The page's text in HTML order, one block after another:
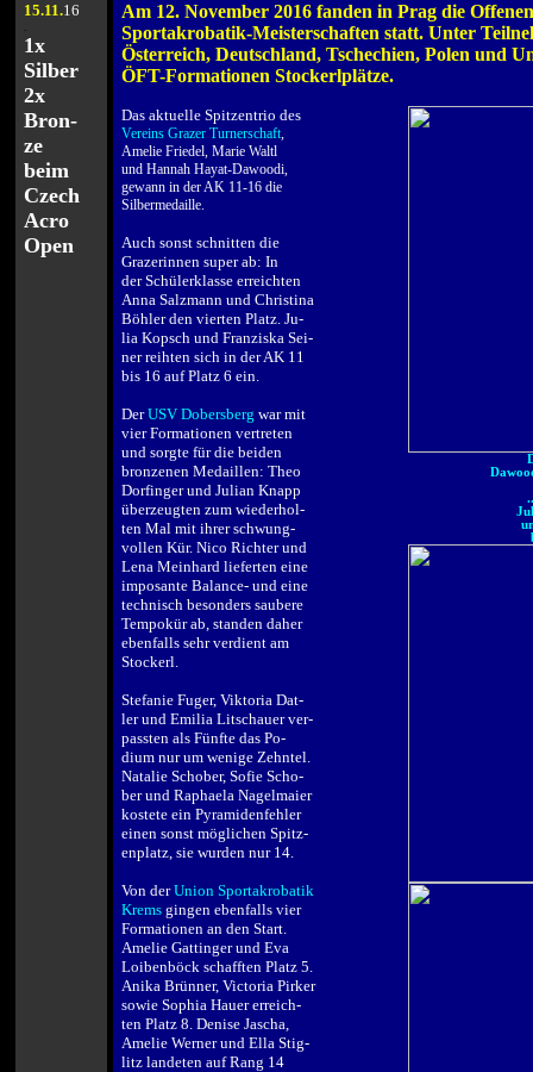
15.11.16
1x
Silber
2x
Bron-
ze
beim
Czech
Acro
Open
Am 12. November 2016 fanden in Prag die
Sportakrobatik-Meisterschaften statt. Unter
Österreich, Deutschland, Tschechien, Polen und
ÖFT-Formationen Stockerlplätze.
Das aktuelle Spitzentrio des
Vereins Grazer Turnerschaft,
Amelie Friedel, Marie Waltl
und Hannah Hayat-Dawoodi,
gewann in der AK 11-16 die
Silbermedaille.
Auch sonst schnitten die
Grazerinnen super ab: In
der Schülerklasse erreichten
Anna Salzmann und Christina
Böhler den vierten Platz. Ju-
lia Kopsch und Franziska Sei-
ner reihten sich in der AK 11
bis 16 auf Platz 6 ein.
DerUSV Dobersberg war mit
vier Formationen vertreten
und sorgte für die beiden
bronzenen Medaillen: Theo
Dorfinger und Julian Knapp
überzeugten zum wiederhol-
ten Mal mit ihrer schwung-
vollen Kür. Nico Richter und
Lena Meinhard lieferten eine
imposante Balance- und eine
technisch besonders saubere
Tempokür ab, standen daher
ebenfalls sehr verdient am
Stockerl.
Stefanie Fuger, Viktoria Dat-
ler und Emilia Litschauer ver-
passten als Fünfte das Po-
dium nur um wenige Zehntel.
Natalie Schober, Sofie Scho-
ber und Raphaela Nagelmaier
kostete ein Pyramidenfehler
einen sonst möglichen Spitz-
enplatz, sie wurden nur 14.
Von derUnion Sportakrobatik
Krems gingen ebenfalls vier
Formationen an den Start.
Amelie Gattinger und Eva
Loibenböck schafften Platz 5.
Anika Brünner, Victoria Pirker
sowie Sophia Hauer erreich-
ten Platz 8. Denise Jascha,
Amelie Werner und Ella Stig-
litz landeten auf Rang 14